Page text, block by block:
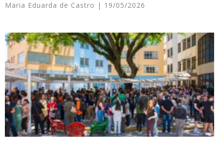
Maria Eduarda de Castro 19/05/2026